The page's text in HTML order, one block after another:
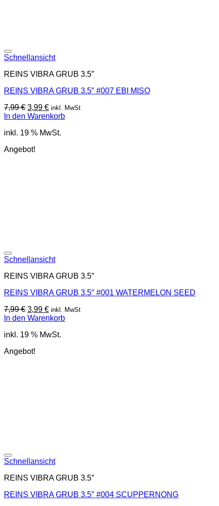
Schnellansicht
REINS VIBRA GRUB 3.5″
REINS VIBRA GRUB 3.5″ #007 EBI MISO
7,99€ Ursprünglicher
Preis
7,99 €
3,99 €Aktueller
Preis
3,99 €.
inkl. MwSt
In den Warenkorb
inkl. 19 % MwSt.
Angebot!
Schnellansicht
REINS VIBRA GRUB 3.5″
REINS VIBRA GRUB 3.5″ #001 WATERMELON SEED
7,99€ Ursprünglicher
Preis
7,99 €
3,99 €Aktueller
Preis
3,99 €.
inkl. MwSt
In den Warenkorb
inkl. 19 % MwSt.
Angebot!
Schnellansicht
REINS VIBRA GRUB 3.5″
REINS VIBRA GRUB 3.5″ #004 SCUPPERNONG